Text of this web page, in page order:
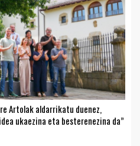
Artolak aldarrikatu duenez,
ukaezina eta besterenezina da”